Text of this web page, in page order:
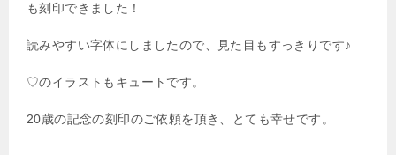
も刻印できました！
読みやすい字体にしましたので、見た目もすっきりです♪
♡のイラストもキュートです。
20歳の記念の刻印のご依頼を頂き、とても幸せです。